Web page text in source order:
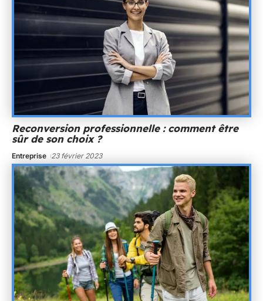
Reconversion professionnelle : comment être
sûr de son choix ?
Entreprise 23 février 2023